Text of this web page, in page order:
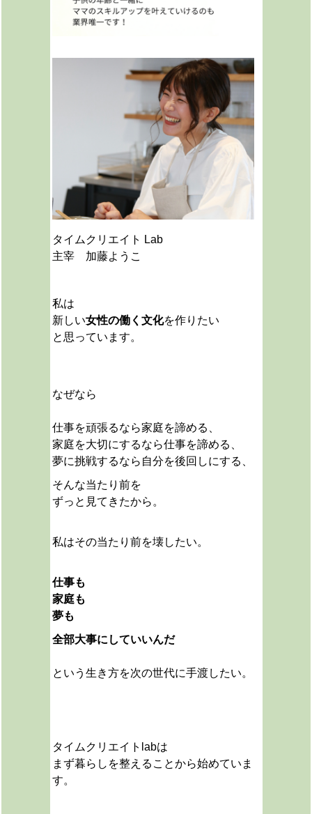
タイムクリエイト Lab
主宰 加藤ようこ
私は
新しい女性の働く文化を作りたい
と思っています。
なぜなら
仕事を頑張るなら家庭を諦める、
家庭を大切にするなら仕事を諦める、
夢に挑戦するなら自分を後回しにする、
そんな当たり前を
ずっと見てきたから。
私はその当たり前を壊したい。
仕事も
家庭も
夢も
全部大事にしていいんだ
という生き方を次の世代に手渡したい。
タイムクリエイトlabは
まず暮らしを整えることから始めていま
す。